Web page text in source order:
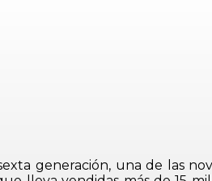
generación, una de las